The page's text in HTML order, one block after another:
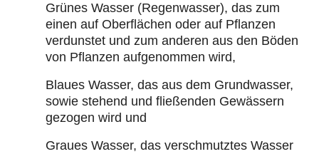
Grünes Wasser (Regenwasser), das zum
einen auf Oberflächen oder auf Pflanzen
verdunstet und zum anderen aus den Böden
von Pflanzen aufgenommen wird,
Blaues Wasser, das aus dem Grundwasser,
sowie stehend und fließenden Gewässern
gezogen wird und
Graues Wasser, das verschmutztes Wasser